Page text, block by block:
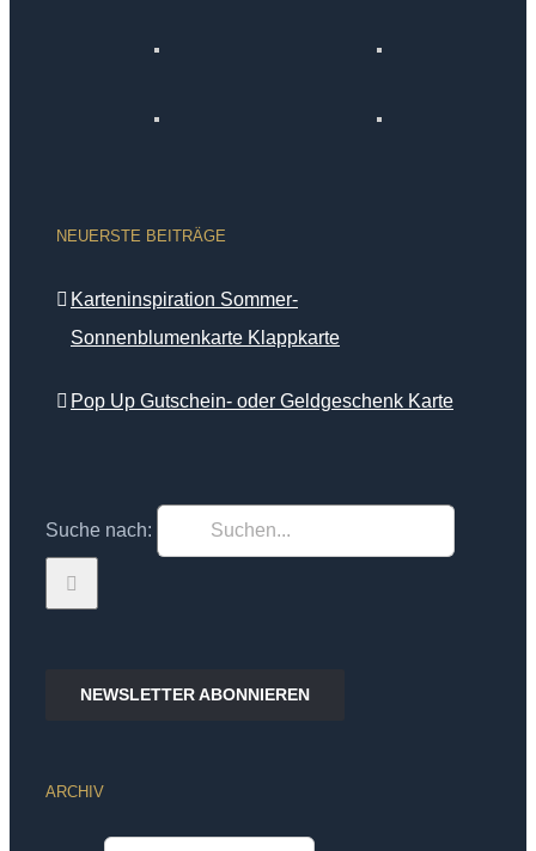
NEUERSTE BEITRÄGE
Karteninspiration Sommer-
Sonnenblumenkarte Klappkarte
Pop Up Gutschein- oder Geldgeschenk Karte
Suche nach:
NEWSLETTER ABONNIEREN
ARCHIV